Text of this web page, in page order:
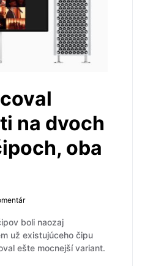
na dvoch
oba
boli naozaj
už existujúceho čipu
ešte mocnejší variant.